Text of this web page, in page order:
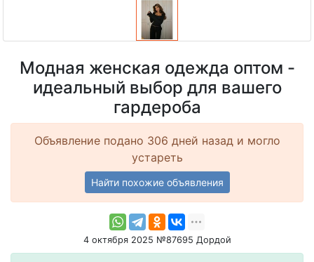
Модная женская одежда оптом -
идеальный выбор для вашего
гардероба
Объявление подано 306 дней назад и могло
устареть
Найти похожие объявления
4 октября 2025 №87695 Дордой